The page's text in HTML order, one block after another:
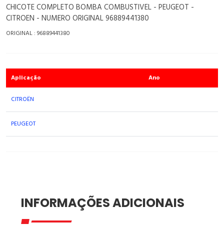
CHICOTE COMPLETO BOMBA COMBUSTIVEL - PEUGEOT -
CITROEN - NUMERO ORIGINAL 96889441380
ORIGINAL : 96889441380
Aplicação Ano
CITROËN
PEUGEOT
INFORMAÇÕES ADICIONAIS